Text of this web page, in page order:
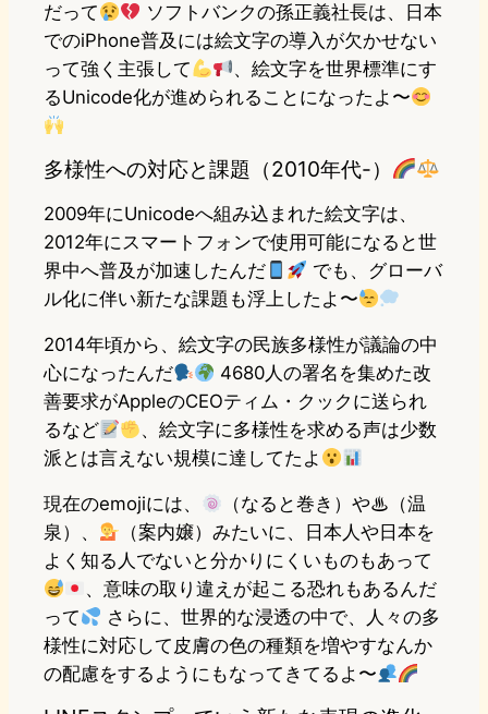
だって
ソフトバンクの孫正義社長は、日本
でのiPhone普及には絵文字の導入が欠かせない
って強く主張して
、絵文字を世界標準にす
るUnicode化が進められることになったよ〜
多様性への対応と課題（2010年代-）
2009年にUnicodeへ組み込まれた絵文字は、
2012年にスマートフォンで使用可能になると世
界中へ普及が加速したんだ
でも、グローバ
ル化に伴い新たな課題も浮上したよ〜
2014年頃から、絵文字の民族多様性が議論の中
心になったんだ
4680人の署名を集めた改
善要求がAppleのCEOティム・クックに送られ
るなど
、絵文字に多様性を求める声は少数
派とは言えない規模に達してたよ
現在のemojiには、
（なると巻き）や♨（温
泉）、
（案内嬢）みたいに、日本人や日本を
よく知る人でないと分かりにくいものもあって
、意味の取り違えが起こる恐れもあるんだ
って
さらに、世界的な浸透の中で、人々の多
様性に対応して皮膚の色の種類を増やすなんか
の配慮をするようにもなってきてるよ〜